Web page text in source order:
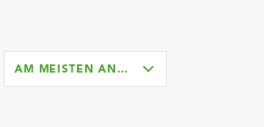
AM MEISTEN ANGESEHEN